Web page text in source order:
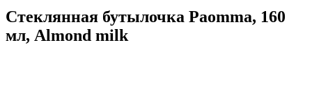
Стеклянная бутылочка Paomma, 160
мл, Almond milk